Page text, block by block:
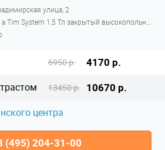
улица, 2
6950 р. 4170 р.
13450 р. 10670 р.
центра
(495) 204-31-00